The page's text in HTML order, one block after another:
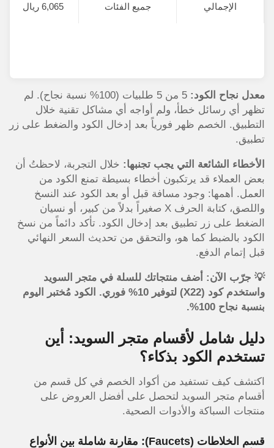
الإجمالي جميع الفئات 6,065 ريال
معدل نجاح الكود:
5 من 5 طلبيات (100% نسبة نجاح). لم
تظهر أي رسائل خطأ، ولم أواجه أي مشاكل تقنية خلال
التطبيق. الخصم ظهر فورياً بعد إدخال الكود والضغط على زر
تطبيق.
الأخطاء الشائعة التي يجب تجنبها: خلال التجربة، لاحظتُ أن
بعض العملاء قد يرتكبون أخطاء بسيطة تمنع الكود من
العمل. أهمها: وجود مسافة قبل أو بعد الكود عند النسخ
واللصق، كتابة الحرف X صغيراً بدلاً من كبير، أو نسيان
الضغط على زر تطبيق بعد إدخال الكود. تأكد دائماً من نسخ
الكود بالضبط كما هو، والتحقق من تحديث السعر النهائي
قبل إتمام الدفع.
💡 جرّب الآن: أضف منتجاتك للسلة في متجر السويد
واستخدم كود (X22) لتوفير 10% فوري. الكود مُختبر اليوم
بنسبة نجاح 100%.
دليل شامل لأقسام متجر السويد: أين
تستخدم الكود بذكاء؟
اكتشف كيف تستفيد من أكواد الخصم في كل قسم من
أقسام متجر السويد لتحصل على أفضل العروض على
منتجات السباكة والأدوات الصحية.
قسم الخلاطات (Faucets): مقارنة شاملة بين الأنواع